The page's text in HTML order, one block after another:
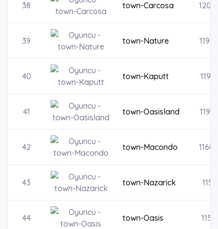
38 town-Carcosa
39 town-Nature
40 town-Kaputt
41 town-Oasisland
42 town-Macondo
43 town-Nazarick
44 town-Oasis